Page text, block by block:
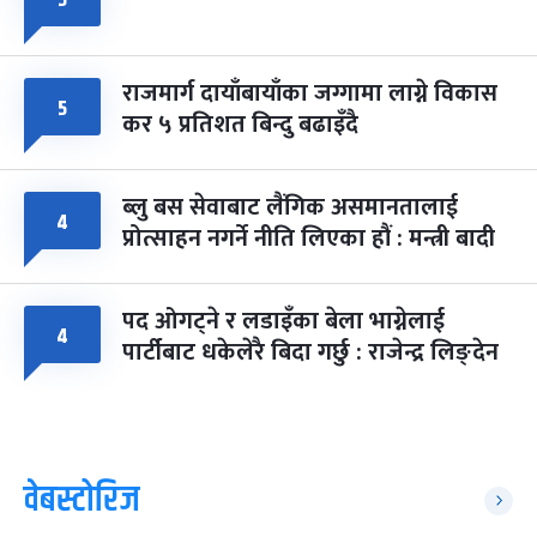
५ राजमार्ग दायाँबायाँका जग्गामा लाग्ने विकास
कर ५ प्रतिशत बिन्दु बढाइँदै
४ ब्लु बस सेवाबाट लैंगिक असमानतालाई
प्रोत्साहन नगर्ने नीति लिएका हौं : मन्त्री बादी
४ पद ओगट्ने र लडाइँका बेला भाग्नेलाई
पार्टीबाट धकेलेरै बिदा गर्छु : राजेन्द्र लिङ्देन
वेबस्टोरिज